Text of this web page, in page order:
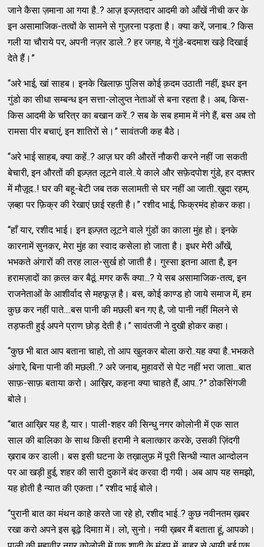
जाने कैसा ज़माना आ गया है..? आज़ इज्ज़तदार आदमी को आँखें नीची कर के
इन असामाजिक-तत्वों के सामने से गुज़रना पड़ता है। क्या करें, जनाब..? किस
गली या चौराये पर, अपनी नज़र डाले..? हर जगह, ये गुंडे-बदमाश खड़े दिखाई
देते हैं।”
“अरे भाई, खां साहब। इनके खिलाफ़ पुलिस कोई क़दम उठाती नहीं, इधर इन
गुंडो का सीधा सम्बन्ध इन सत्ता-लोलुप्त नेताओं से बना रहता है। अब, किस-
किस आदमी के चरित्र का बखान करें..? सब के सब हमाम में नंगे हैं, बस अब तो
रामसा पीर बचाएं, इन शातिरों से।” सावंतजी कह बैठे।
“अरे भाई साहब, क्या कहें..? आज़ घर की औरतें नौकरी करने नहीं जा सकती
बेचारी, इन औरतों की इज़्ज़त लूटने वाले..ये काले और सफ़ेदपोश गुंडे, हर दफ़्तर
में मौज़ूद..! घर की बहू-बेटी जब तक सलामती से घर नहीं आ जाती..ख़ुदा रहम,
ज़ब्हा पर फ़िक्र की रेखाएं छाई रहती है।” रशीद भाई, फिक्रमंद होकर कहा।
“हाँ यार, रशीद भाई। इन इज़्ज़त लूटने वाले गुंडों का काला मुंह हो। इनके
कारनामें सुनकर, मेरा मुंह का स्वाद कसेला हो जाता है। इधर मेरी आँखें,
भभकते अंगारों की तरह लाल-सुर्ख हो जाती है। गुस्सा इतना आता है, इन
हरामज़ादों का क़त्ल कर बैठूं..मगर करूँ क्या...? ये सब असामाजिक-तत्व, इन
राजनेताओं के आशीर्वाद से महफूज़ है। बस, कोई काण्ड हो जाये समाज में, हम
कुछ कर नहीं पाते....बस पानी की मछली बन गए है, जो पानी नहीं मिलने से
तड़फती हुई अपने प्राण छोड़ देती है।” सावंतजी ने दुखी होकर कहा।
“कुछ भी बात आप बताना चाहो, तो आप खुलकर बोला करो..यह क्या है..भभकते
अंगारे, बिना पानी की मछली..? अरे जनाब, मुहावरों से पेट नहीं भरा जाता...बात
साफ़-साफ़ बताया करो। आख़िर, कहना क्या चाहते हैं, आप..?” ठोकसिंगजी
बोले।
“बात आख़िर यह है, यार। पाली-शहर की सिन्धु नगर कोलोनी में एक सात
साल की बालिका के साथ किसी हरामी ने बलात्कार करके, उसकी ज़िंदगी
ख़राब कर डाली। बस इसी घटना के तख़ालुफ़ में पूरी सिन्धी न्यात आन्दोलन
पर आ खड़ी हुई, शहर की सारी दुकानें बंद करवा दी गयी। अब आप यह समझो,
यह होती है न्यात की एकता।” रशीद भाई बोले।
“पुरानी बात का मंथन काहे करते जा रहे हो, रशीद भाई..? कुछ नवीनतम ख़बर
रखा करो अपने इस बूढ़े दिमाग़ में। लो, सुनो। नयी ख़बर मैं बताता हूं, आपको।